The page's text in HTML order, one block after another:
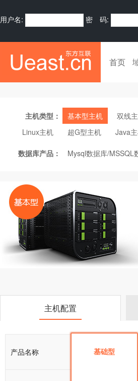
用户名: 密 码:
首页
主机类型： 基本型主机 双线
Linux主机
超G型主机 Java
数据库产品： Mysql数据库/MSSQL
主机配置
产品名称 基础型
基础型